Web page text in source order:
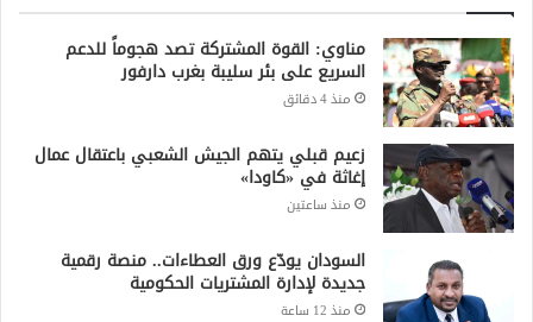
مناوي: القوة المشتركة تصد هجوماً للدعم
السريع على بئر سليبة بغرب دارفور
منذ 4 دقائق
زعيم قبلي يتهم الجيش الشعبي باعتقال عمال
إغاثة في «كاودا»
منذ ساعتين
السودان يودّع ورق العطاءات.. منصة رقمية
جديدة لإدارة المشتريات الحكومية
منذ 12 ساعة